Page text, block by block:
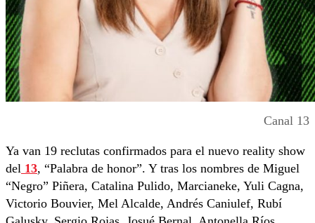
Canal 13
Ya van 19 reclutas confirmados para el nuevo reality show
del 13, “Palabra de honor”. Y tras los nombres de Miguel
“Negro” Piñera, Catalina Pulido, Marcianeke, Yuli Cagna,
Victorio Bouvier, Mel Alcalde, Andrés Caniulef, Rubí